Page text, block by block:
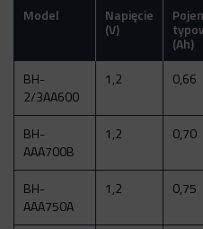
Model Napięcie
(V)
(Ah)
BH-
2/3AA600
1,2 0,66
BH-
AAA700B
1,2 0,70
BH-
AAA750A
1,2 0,75